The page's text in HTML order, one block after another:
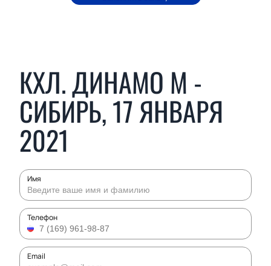
КХЛ. ДИНАМО М -
СИБИРЬ, 17 ЯНВАРЯ
2021
Имя
Телефон
Email